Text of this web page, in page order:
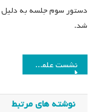
دستور سوم جلسه به دلیل
شد.
راهبری
نوشته
نشست علمی «تعامل انسان و هوش مصنوعی در ارائه بازخورد»
نوشته های مرتبط